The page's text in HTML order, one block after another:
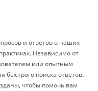
и ответов о наших
Независимо от
или опытным
быстрого поиска ответов.
чтобы помочь вам